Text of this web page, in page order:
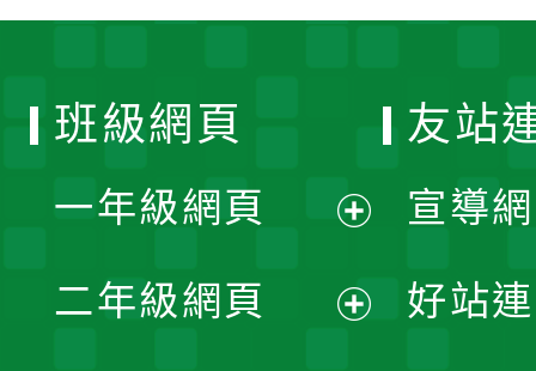
班級網頁
一年級網頁
開
二年級網頁
友站
宣導
好站